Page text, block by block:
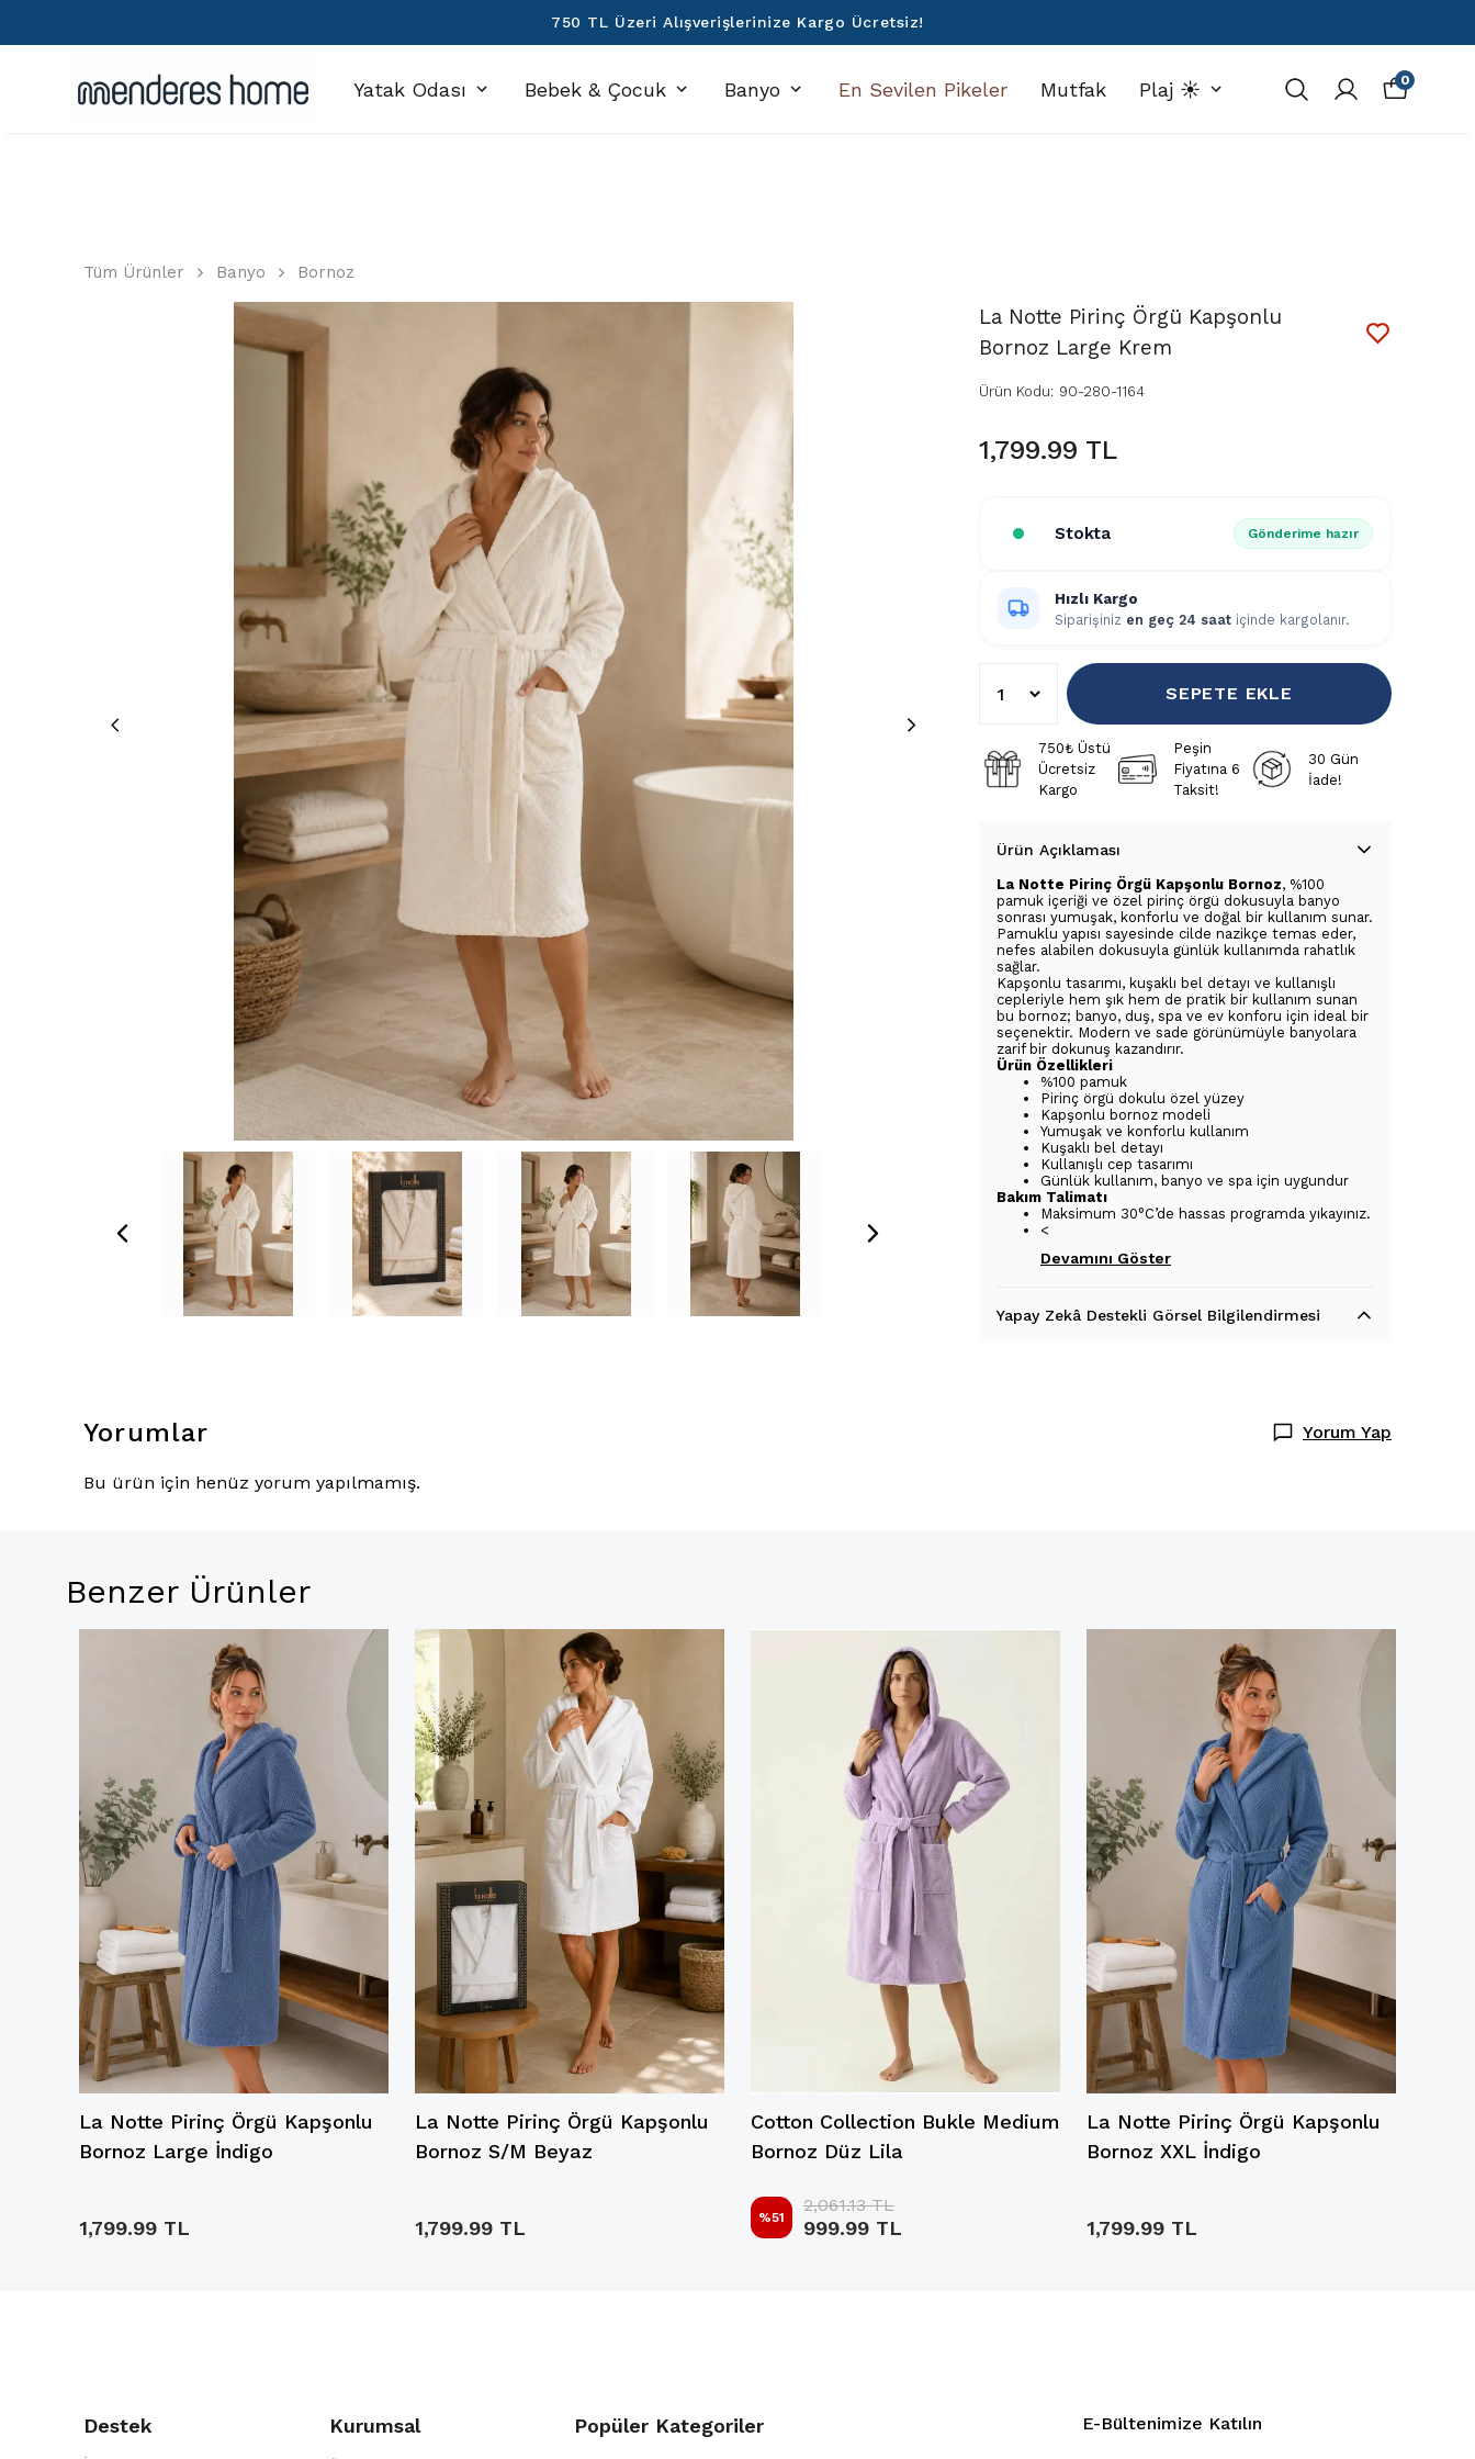
750 TL Üzeri Alışverişlerinize Kargo Ücretsiz!
Yatak Odası Bebek & Çocuk Banyo En Sevilen Pikeler Mutfak Plaj ☀️ 0
Tüm Ürünler Banyo Bornoz
La Notte Pirinç Örgü Kapşonlu
Bornoz Large Krem
Ürün Kodu: 90-280-1164
1,799.99 TL
Stokta Gönderime hazır
Hızlı Kargo
Siparişiniz en geç 24 saat içinde kargolanır.
SEPETE EKLE
750₺ Üstü
Ücretsiz
Kargo
Peşin
Fiyatına 6
Taksit!
30 Gün
İade!
Ürün Açıklaması
La Notte Pirinç Örgü Kapşonlu Bornoz, %100
pamuk içeriği ve özel pirinç örgü dokusuyla banyo
sonrası yumuşak, konforlu ve doğal bir kullanım sunar.
Pamuklu yapısı sayesinde cilde nazikçe temas eder,
nefes alabilen dokusuyla günlük kullanımda rahatlık
sağlar.
Kapşonlu tasarımı, kuşaklı bel detayı ve kullanışlı
cepleriyle hem şık hem de pratik bir kullanım sunan
bu bornoz; banyo, duş, spa ve ev konforu için ideal bir
seçenektir. Modern ve sade görünümüyle banyolara
zarif bir dokunuş kazandırır.
Ürün Özellikleri
%100 pamuk
Pirinç örgü dokulu özel yüzey
Kapşonlu bornoz modeli
Yumuşak ve konforlu kullanım
Kuşaklı bel detayı
Kullanışlı cep tasarımı
Günlük kullanım, banyo ve spa için uygundur
Bakım Talimatı
Maksimum 30°C’de hassas programda yıkayınız.
<
Devamını Göster
Yapay Zekâ Destekli Görsel Bilgilendirmesi
Yorumlar Yorum Yap
Bu ürün için henüz yorum yapılmamış.
Benzer Ürünler
La Notte Pirinç Örgü Kapşonlu
Bornoz Large İndigo
1,799.99 TL
La Notte Pirinç Örgü Kapşonlu
Bornoz S/M Beyaz
1,799.99 TL
Cotton Collection Bukle Medium
Bornoz Düz Lila
%51
2,061.13 TL
999.99 TL
La Notte Pirinç Örgü Kapşonlu
Bornoz XXL İndigo
1,799.99 TL
Destek Kurumsal Popüler Kategoriler E-Bültenimize Katılın